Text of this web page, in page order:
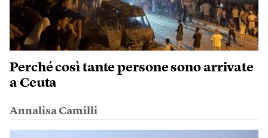
Perché così tante persone sono arrivate
a Ceuta
Annalisa Camilli